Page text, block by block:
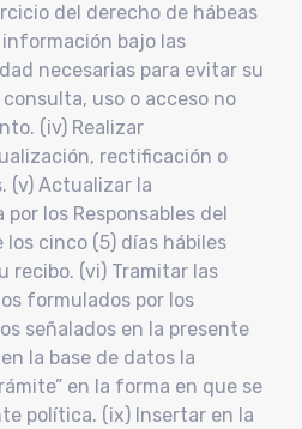
del derecho de hábeas
bajo las
necesarias para evitar su
uso o acceso no
(iv) Realizar
rectificación o
(v) Actualizar la
los Responsables del
cinco (5) días hábiles
recibo. (vi) Tramitar las
formulados por los
señalados en la presente
la base de datos la
en la forma en que se
política. (ix) Insertar en la